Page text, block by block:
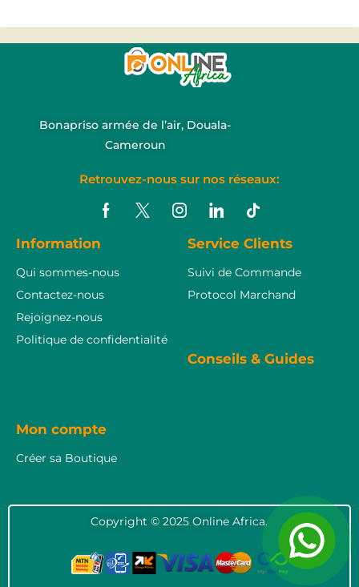
Bonapriso armée de l’air, Douala-
Cameroun
Retrouvez-nous sur nos réseaux:
Information
Qui sommes-nous
Contactez-nous
Rejoignez-nous
Politique de confidentialité
Service Clients
Suivi de Commande
Protocol Marchand
Conseils & Guides
Mon compte
Créer sa Boutique
Copyright © 2025 Online Africa.